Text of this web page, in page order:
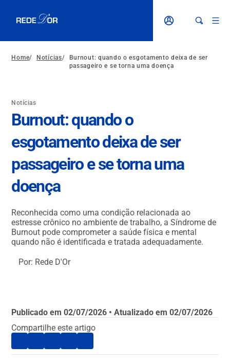
Home/ Notícias/
Burnout: quando o esgotamento deixa de ser
passageiro e se torna uma doença
Notícias
Burnout: quando o
esgotamento deixa de ser
passageiro e se torna uma
doença
Reconhecida como uma condição relacionada ao
estresse crônico no ambiente de trabalho, a Síndrome de
Burnout pode comprometer a saúde física e mental
quando não é identificada e tratada adequadamente.
Por: Rede D'Or
Publicado em02/07/2026 • Atualizado em02/07/2026
Compartilhe este artigo